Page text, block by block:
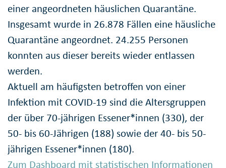
einer angeordneten häuslichen Quarantäne.
Insgesamt wurde in 26.878 Fällen eine häusliche
Quarantäne angeordnet. 24.255 Personen
konnten aus dieser bereits wieder entlassen
werden.
Aktuell am häufigsten betroffen von einer
Infektion mit COVID-19 sind die Altersgruppen
der über 70-jährigen Essener*innen (330), der
50- bis 60-Jährigen (188) sowie der 40- bis 50-
jährigen Essener*innen (180).
Zum Dashboard mit statistischen Informationen